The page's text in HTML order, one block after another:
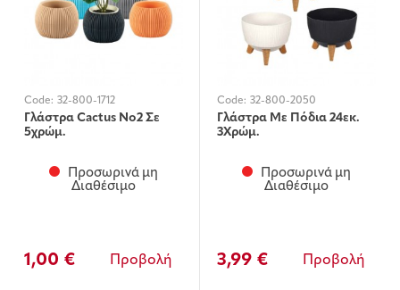
Code: 32-800-1712
Γλάστρα Cactus Νο2 Σε
5χρώμ.
Προσωρινά μη
Διαθέσιμο
1,00 € Προβολή
Code: 32-800-2050
Γλάστρα Με Πόδια 24εκ.
3Χρώμ.
Προσωρινά μη
Διαθέσιμο
3,99 € Προβολή